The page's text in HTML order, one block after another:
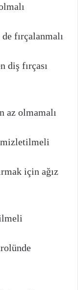
fırçalanmalı
diş fırçası
az olmamalı
için ağız